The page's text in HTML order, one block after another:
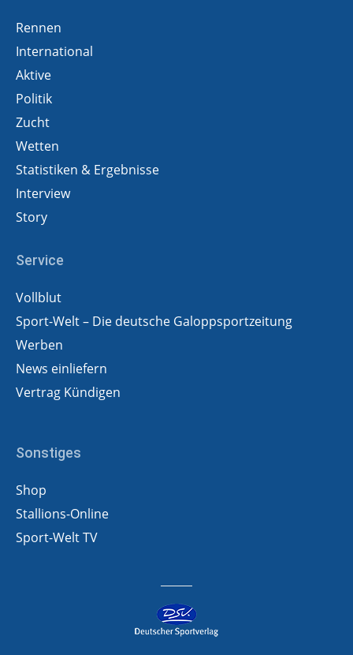
Rennen
International
Aktive
Politik
Zucht
Wetten
Statistiken & Ergebnisse
Interview
Story
Service
Vollblut
Sport-Welt – Die deutsche Galoppsportzeitung
Werben
News einliefern
Vertrag Kündigen
Sonstiges
Shop
Stallions-Online
Sport-Welt TV